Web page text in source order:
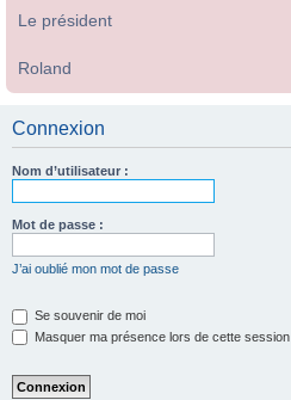
Le président
Roland
Connexion
Nom d’utilisateur :
Mot de passe :
J’ai oublié mon mot de passe
Se souvenir de moi
Masquer ma présence lors de cette session